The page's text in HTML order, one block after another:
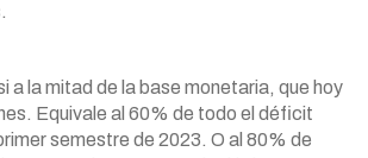
a la mitad de la base monetaria, que hoy
Equivale al 60% de todo el déficit
semestre de 2023. O al 80% de